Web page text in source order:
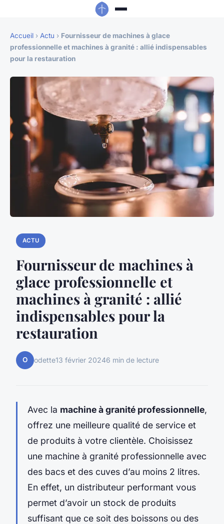
Accueil › Actu › Fournisseur de machines à glace
professionnelle et machines à granité : allié indispensables
pour la restauration
ACTU
Fournisseur de machines à
glace professionnelle et
machines à granité : allié
indispensables pour la
restauration
O odette13 février 20246 min de lecture
Avec la machine à granité professionnelle,
offrez une meilleure qualité de service et
de produits à votre clientèle. Choisissez
une machine à granité professionnelle avec
des bacs et des cuves d’au moins 2 litres.
En effet, un distributeur performant vous
permet d’avoir un stock de produits
suffisant que ce soit des boissons ou des